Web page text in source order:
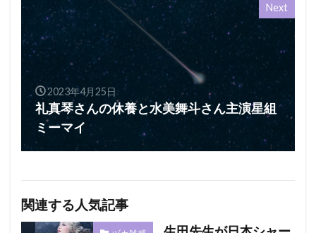
Next
2023年4月25日
礼真琴さんの休養と水美舞斗さん主演星組
ミーマイ
関連する人気記事